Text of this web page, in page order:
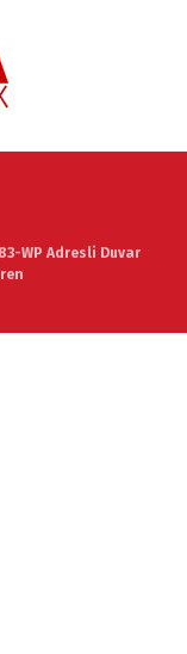
WP Adresli Duvar